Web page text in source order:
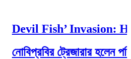
Devil Fish’ Invasion:
নোবিপ্রবির ট্রেজারার হলেন